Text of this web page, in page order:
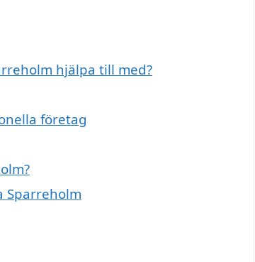
hjälpa till med?
företag
Sparreholm